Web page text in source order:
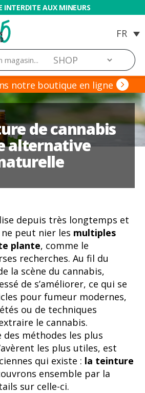
INTERDITE AUX MINEURS
Blog
de
Grow
Barato
notre boutique en ligne
de cannabis
alternative
depuis très longtemps et
peut nier les multiples
plante, comme le
recherches. Au fil du
la scène du cannabis,
de s’améliorer, ce qui se
pour fumeur modernes,
ou de techniques
le cannabis.
des méthodes les plus
les plus utiles, est
qui existe : la teinture
ensemble par la
sur celle-ci.